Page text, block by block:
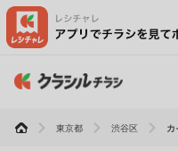
東京都 渋谷区 カ